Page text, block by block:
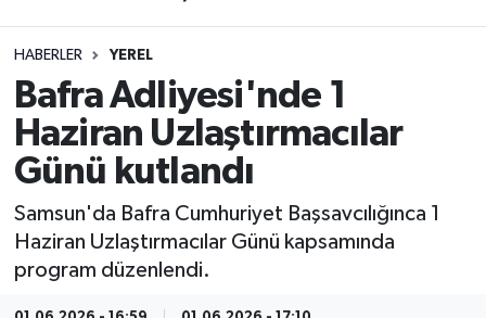
HABERLER YEREL
Bafra Adliyesi'nde 1
Haziran Uzlaştırmacılar
Günü kutlandı
Samsun'da Bafra Cumhuriyet Başsavcılığınca 1
Haziran Uzlaştırmacılar Günü kapsamında
program düzenlendi.
Asayiş
Rize Jandarma Komutanlığı
Bilim Teknoloji
Advertising news
Merkez Trafik Yoğunluk Haritası
Süper Lig Puan Durumu ve Fikstür
Tüm Manşetler
Haber Arşivi